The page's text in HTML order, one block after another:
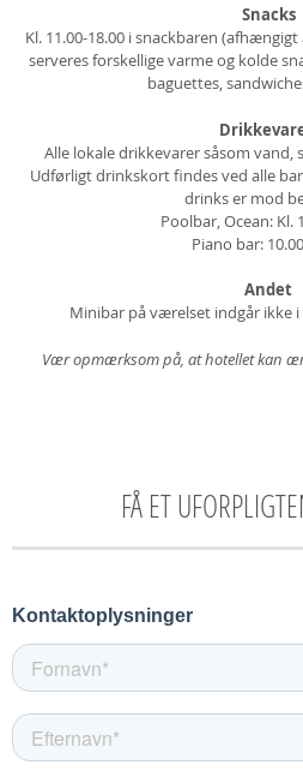
Snacks
Kl. 11.00-18.00 i snackbaren
serveres forskellige varme og kolde
baguettes,
Alle lokale drikkevarer såsom vand,
Udførligt drinkskort findes ved alle
drinks er mod
Poolbar, Ocean: Kl.
Piano bar:
Andet
Minibar på værelset indgår ikke
Vær opmærksom på, at hotellet kan
FÅ ET